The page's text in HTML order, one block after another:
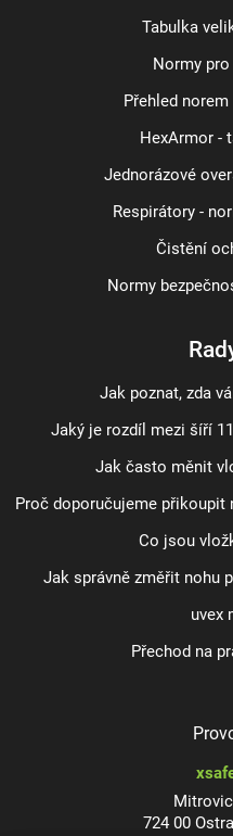
Tabulka
Normy
Přehled
HexArmor -
Jednorázové
Respirátory -
Čistění
Normy
Jak poznat, zda
Jaký je rozdíl mezi šíří
Jak často měnit
Proč doporučujeme přikoupit
Co jsou
Jak správně změřit nohu
uvex
Přechod na
724 00